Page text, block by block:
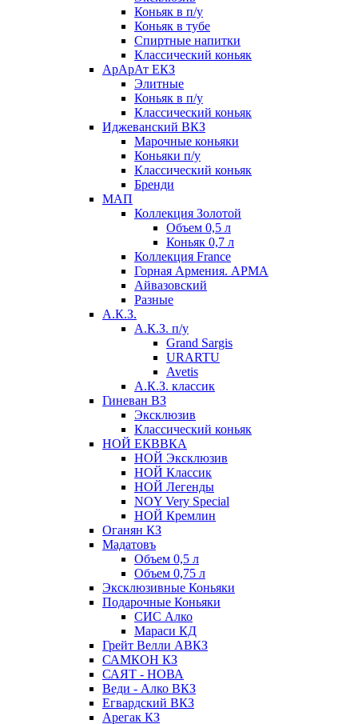
Коньяк в п/у
Коньяк в тубе
Спиртные напитки
Классический коньяк
АрАрАт ЕКЗ
Элитные
Коньяк в п/у
Классический коньяк
Иджеванский ВКЗ
Марочные коньяки
Коньяки п/у
Классический коньяк
Бренди
МАП
Коллекция Золотой
Объем 0,5 л
Коньяк 0,7 л
Коллекция France
Горная Армения. АРМА
Айвазовский
Разные
А.К.З.
А.К.З. п/у
Grand Sargis
URARTU
Avetis
А.К.З. классик
Гиневан ВЗ
Эксклюзив
Классический коньяк
НОЙ ЕКВВКА
НОЙ Эксклюзив
НОЙ Классик
НОЙ Легенды
NOY Very Speсial
НОЙ Кремлин
Оганян КЗ
Мадатовъ
Объем 0,5 л
Объем 0,75 л
Эксклюзивные Коньяки
Подарочные Коньяки
СИС Алко
Мараси КД
Грейт Велли АВКЗ
САМКОН КЗ
САЯТ - НОВА
Веди - Алко ВКЗ
Егвардский ВКЗ
Арегак КЗ